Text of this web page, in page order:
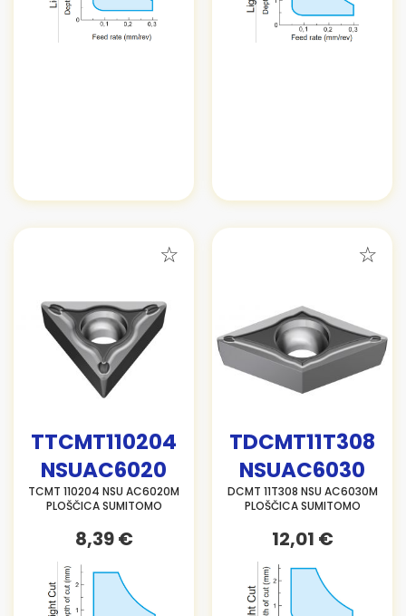
TTCMT110204
NSUAC6020
TCMT 110204 NSU AC6020M
PLOŠČICA SUMITOMO
8,39 €
TDCMT11T308
NSUAC6030
DCMT 11T308 NSU AC6030M
PLOŠČICA SUMITOMO
12,01 €